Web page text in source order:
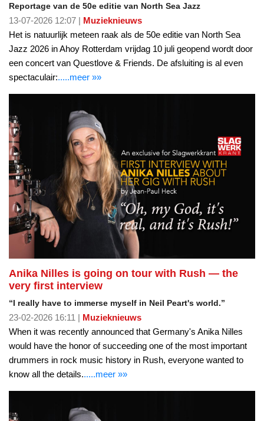
Reportage van de 50e editie van North Sea Jazz
13-07-2026 12:07 | Muzieknieuws
Het is natuurlijk meteen raak als de 50e editie van North Sea
Jazz 2026 in Ahoy Rotterdam vrijdag 10 juli geopend wordt door
een concert van Questlove & Friends. De afsluiting is al even
spectaculair:.....meer »»
Anika Nilles is going on tour with Rush — the
very first interview
“I really have to immerse myself in Neil Peart's world.”
23-02-2026 16:11 | Muzieknieuws
When it was recently announced that Germany's Anika Nilles
would have the honor of succeeding one of the most important
drummers in rock music history in Rush, everyone wanted to
know all the details......meer »»